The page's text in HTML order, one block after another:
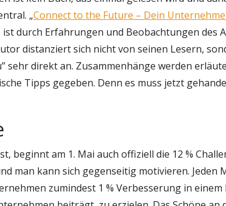
„Connect to the Future – Dein
ist durch Erfahrungen und Beobachtungen des
distanziert sich nicht von seinen Lesern,
sehr direkt an. Zusammenhänge werden
Tipps gegeben. Denn es muss jetzt
beginnt am 1. Mai auch offiziell die 12 %
man kann sich gegenseitig motivieren. Jeden
zumindest 1 % Verbesserung in einem